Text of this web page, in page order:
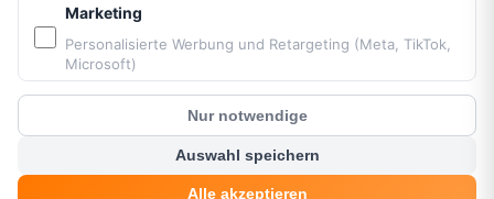
Vittorazi Motoren MY25
Airconception
Apco Aviation
BGD
? Kunden Chat
Marketing
Personalisierte Werbung und Retargeting (Meta, TikTok,
Microsoft)
Nur notwendige
Auswahl speichern
Alle akzeptieren